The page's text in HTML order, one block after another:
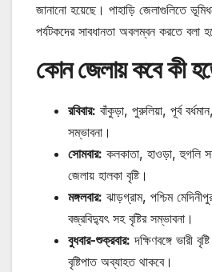
জানানো হয়েছে। পাহাড়ি জেলাগুলিতে
পর্যটকদের সাবধানতা অবলম্বন করতে বলা
কোন জেলায় কবে কী
রবিবার: বাঁকুড়া, পুরুলিয়া, পূর্ব
সম্ভাবনা।
সোমবার: কলকাতা, হাওড়া, হুগলি সহ
জেলায় হালকা বৃষ্টি।
মঙ্গলবার: ঝাড়গ্রাম, পশ্চিম
বজ্রবিদ্যুৎ সহ বৃষ্টির সম্ভাবনা।
বুধবার-শুক্রবার: দক্ষিণবঙ্গে ভারী
বৃষ্টিপাত অব্যাহত থাকবে।